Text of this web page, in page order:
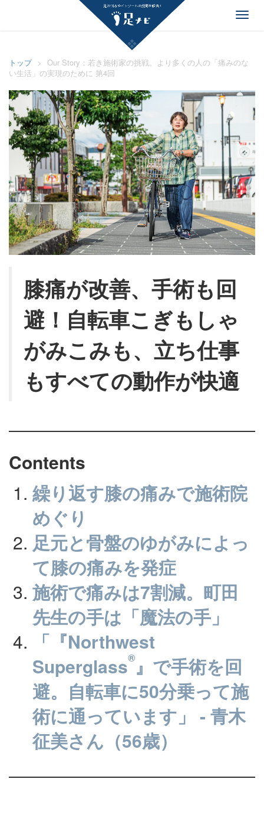
足ナビ
トップ > Our Story：若き施術家の挑戦。より多くの人の「痛みのな
い生活」の実現のために 第4回
膝痛が改善、手術も回
避！自転車こぎもしゃ
がみこみも、立ち仕事
もすべての動作が快適
Contents
繰り返す膝の痛みで施術院
めぐり
足元と骨盤のゆがみによっ
て膝の痛みを発症
施術で痛みは7割減。町田
先生の手は「魔法の手」
「『Northwest
Superglass®』で手術を回
避。自転車に50分乗って施
術に通っています」 - 青木
征美さん（56歳）